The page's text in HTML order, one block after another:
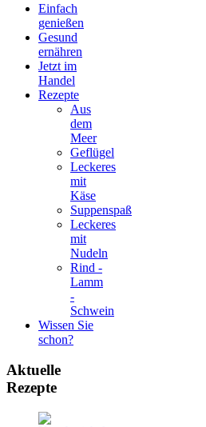
Einfach
genießen
Gesund
ernähren
Jetzt im
Handel
Rezepte
Aus
dem
Meer
Geflügel
Leckeres
mit
Käse
Suppenspaß
Leckeres
mit
Nudeln
Rind -
Lamm
-
Schwein
Wissen Sie
schon?
Aktuelle
Rezepte